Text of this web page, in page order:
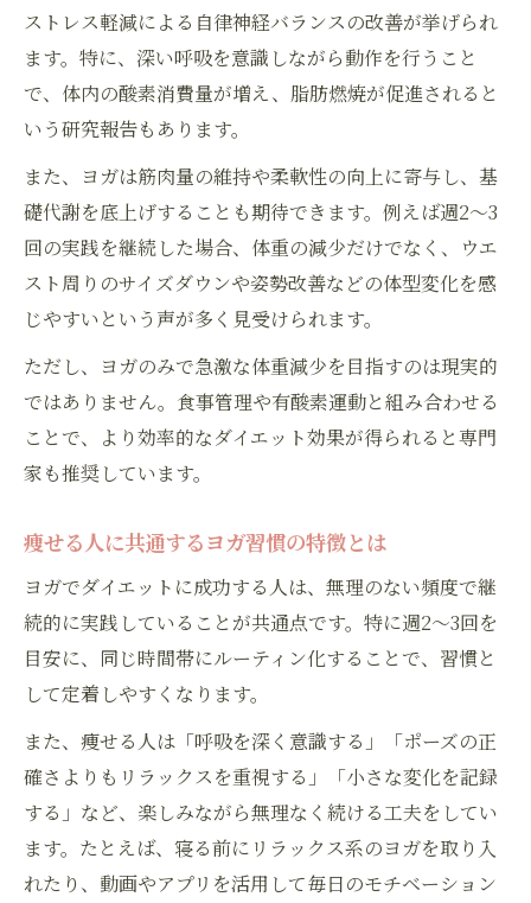
理想の体質へ導くヨガの取り入れ方を解説
ヨガダイエット効果の期間と継続力の関係
寝る前ヨガが痩せ体質に効く理由とは
寝る前ヨガのダイエット効果と習慣化のコ
ツ
痩せるヨガポーズで代謝アップを目指す方
法
リラックスと脂肪燃焼を両立する夜ヨガ術
寝る前ヨガ動画で効果を感じるポイント
痩せる人が実践する寝る前ヨガ体験談
ヨガで痩せる人と痩せない人の違いに迫る
ヨガで痩せる人の生活習慣と考え方の違い
痩せるヨガの頻度と食事管理の重要性
ヨガ痩せない人が見直すべきポイント
ポーズ選びで変わるヨガダイエット効果
ヨガダイエット効果を実感するための頻度
ヨガダイエットの効果的な頻度と続け方
週何回ヨガで痩せるか実践データで検証
ヨガダイエット効果期間と頻度の関係性
痩せるためのおすすめヨガ頻度を紹介
ライフスタイル別ヨガダイエット頻度術
ストレス軽減による自律神経バランスの改善が挙げられ
ます。特に、深い呼吸を意識しながら動作を行うこと
で、体内の酸素消費量が増え、脂肪燃焼が促進されると
いう研究報告もあります。
また、ヨガは筋肉量の維持や柔軟性の向上に寄与し、基
礎代謝を底上げすることも期待できます。例えば週2〜3
回の実践を継続した場合、体重の減少だけでなく、ウエ
スト周りのサイズダウンや姿勢改善などの体型変化を感
じやすいという声が多く見受けられます。
ただし、ヨガのみで急激な体重減少を目指すのは現実的
ではありません。食事管理や有酸素運動と組み合わせる
ことで、より効率的なダイエット効果が得られると専門
家も推奨しています。
痩せる人に共通するヨガ習慣の特徴とは
ヨガでダイエットに成功する人は、無理のない頻度で継
続的に実践していることが共通点です。特に週2〜3回を
目安に、同じ時間帯にルーティン化することで、習慣と
して定着しやすくなります。
また、痩せる人は「呼吸を深く意識する」「ポーズの正
確さよりもリラックスを重視する」「小さな変化を記録
する」など、楽しみながら無理なく続ける工夫をしてい
ます。たとえば、寝る前にリラックス系のヨガを取り入
れたり、動画やアプリを活用して毎日のモチベーション